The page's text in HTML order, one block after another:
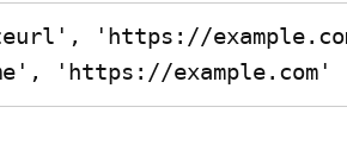
'https://
'https://example.com'